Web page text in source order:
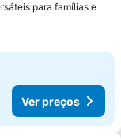
para famílias e
Ver preços